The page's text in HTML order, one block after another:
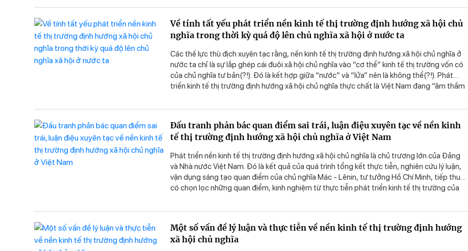
quát trong thời kỳ quá độ lên chủ nghĩa xã hội ở Việt Nam trong cuốn sách “Một số vấn đề
của Tổng Bí thư Nguyễn Phú Trọng.
Về tính tất yếu phát triển nền kinh tế thị trường định hướng xã hội chủ
nghĩa trong thời kỳ quá độ lên chủ nghĩa xã hội ở nước ta
Các thế lực thù địch xuyên tạc rằng, nền kinh tế thị trường định hướng xã hội chủ nghĩa ở
nước ta chỉ là sự lắp ghép cái đuôi xã hội chủ nghĩa vào “cơ thể” kinh tế thị trường vốn có
của chủ nghĩa tư bản(?!). Đó là kết hợp giữa “nước” và “lửa” nên là không thể(?!). Phát
triển kinh tế thị trường định hướng xã hội chủ nghĩa thực chất là Việt Nam đang “âm thầm
Đấu tranh phản bác quan điểm sai trái, luận điệu xuyên tạc về nền kinh
tế thị trường định hướng xã hội chủ nghĩa ở Việt Nam
Phát triển nền kinh tế thị trường định hướng xã hội chủ nghĩa là chủ trương lớn của Đảng
và Nhà nước Việt Nam. Đó là kết quả của quá trình tổng kết thực tiễn, nghiên cứu lý luận,
vận dụng sáng tạo quan điểm của chủ nghĩa Mác - Lênin, tư tưởng Hồ Chí Minh, tiếp thu
có chọn lọc những quan điểm, kinh nghiệm từ thực tiễn phát triển kinh tế thị trường của
điểm khác biệt, thậm chí là trái ngược, xuyên tạc, gây cản trở đến quá trình thực hiện mô
luận điệu xuyên tạc về nền kinh tế thị trường định hướng xã hội chủ nghĩa ở Việt Nam là
một nhiệm vụ quan trọng hiện nay.
Một số vấn đề lý luận và thực tiễn về nền kinh tế thị trường định hướng
xã hội chủ nghĩa